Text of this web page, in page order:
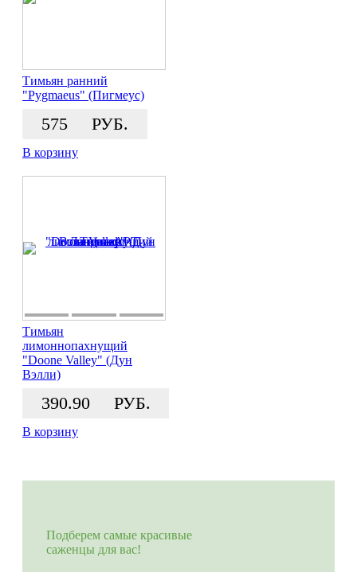
Тимьян ранний
"Pygmaeus" (Пигмеус)
575 РУБ.
В корзину
Тимьян
лимоннопахнущий
"Doone Valley" (Дун
Вэлли)
390.90 РУБ.
В корзину
Подберем самые красивые
саженцы для вас!